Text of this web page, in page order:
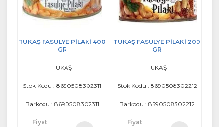
TUKAŞ FASULYE PİLAKİ 400
GR
TUKAŞ
Stok Kodu : 8690508302311
Barkodu : 8690508302311
Fiyat
TUKAŞ FASULYE PİLAKİ 200
GR
TUKAŞ
Stok Kodu : 8690508302212
Barkodu : 8690508302212
Fiyat